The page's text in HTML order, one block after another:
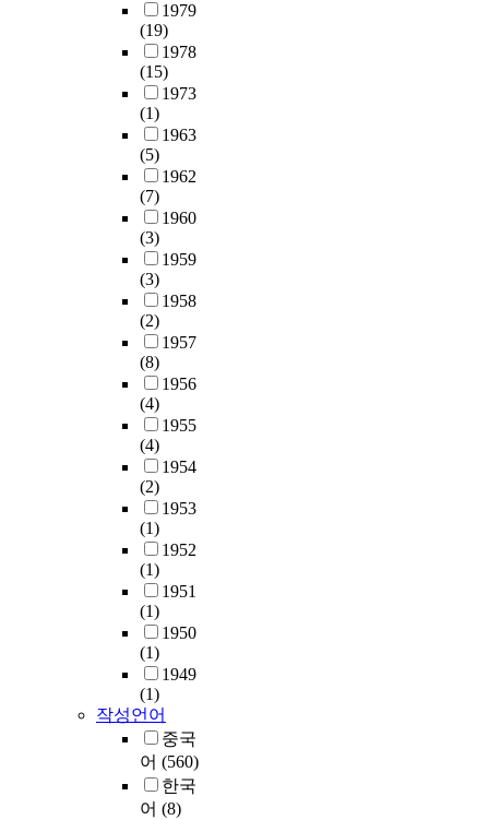
1979
(19)
1978
(15)
1973
(1)
1963
(5)
1962
(7)
1960
(3)
1959
(3)
1958
(2)
1957
(8)
1956
(4)
1955
(4)
1954
(2)
1953
(1)
1952
(1)
1951
(1)
1950
(1)
1949
(1)
작성언어
중국
어 (560)
한국
어 (8)